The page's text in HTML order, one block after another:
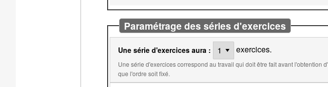
Paramétrage des séries d'exercices
Une série d'exercices aura : exercices.
Une série d'exercices correspond au travail qui doit être fait avant l'obtention d'une note. Par défaut, l'ordre des exercices est aléatoire. Cocher ci-dessous pour
que l'ordre soit fixé.